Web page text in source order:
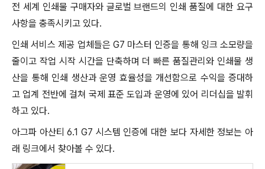
전 세계 인쇄물 구매자와 글로벌 브랜드의 인쇄 품질에 대한 요구
사항을 충족시키고 있다.
인쇄 서비스 제공 업체들은 G7 마스터 인증을 통해 잉크 소모량을
줄이고 작업 시작 시간을 단축하며 더 빠른 품질관리와 인쇄물 생
산을 통해 인쇄 생산과 운영 효율성을 개선함으로 수익을 증대하
고 업계 전반에 걸쳐 국제 표준 도입과 운영에 있어 리더십을 발휘
하고 있다.
아그파 아산티 6.1 G7 시스템 인증에 대한 보다 자세한 정보는 아
래 링크에서 찾아볼 수 있다.